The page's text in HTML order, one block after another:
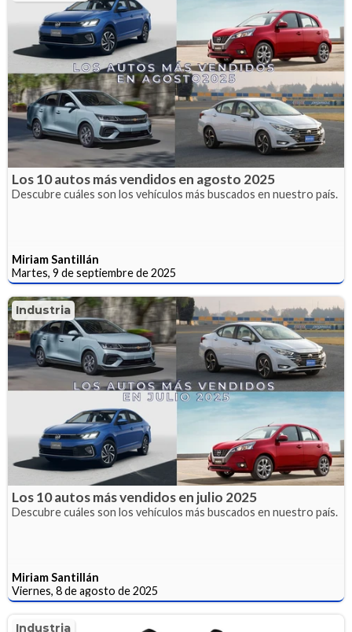
Los 10 autos más vendidos en agosto 2025
Descubre cuáles son los vehículos más buscados en nuestro país.
Miriam Santillán
Martes, 9 de septiembre de 2025
Industria
Los 10 autos más vendidos en julio 2025
Descubre cuáles son los vehículos más buscados en nuestro país.
Miriam Santillán
Viernes, 8 de agosto de 2025
Industria